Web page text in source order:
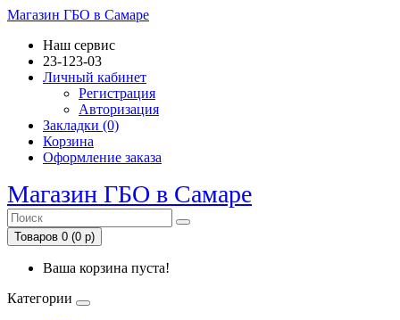
Магазин ГБО в Самаре
Наш сервис
23-123-03
Личный кабинет
Регистрация
Авторизация
Закладки (0)
Корзина
Оформление заказа
Магазин ГБО в Самаре
Товаров 0 (0 р)
Ваша корзина пуста!
Категории